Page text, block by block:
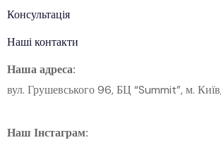
Консультація
Наші контакти
Наша адреса:
вул. Грушевського 96, БЦ “Summit”, м.
Наш Інстаграм: